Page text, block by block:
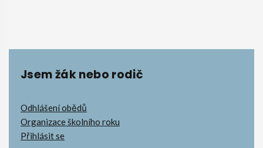
Jsem žák nebo rodič
Odhlášení obědů
Organizace školního roku
Přihlásit se